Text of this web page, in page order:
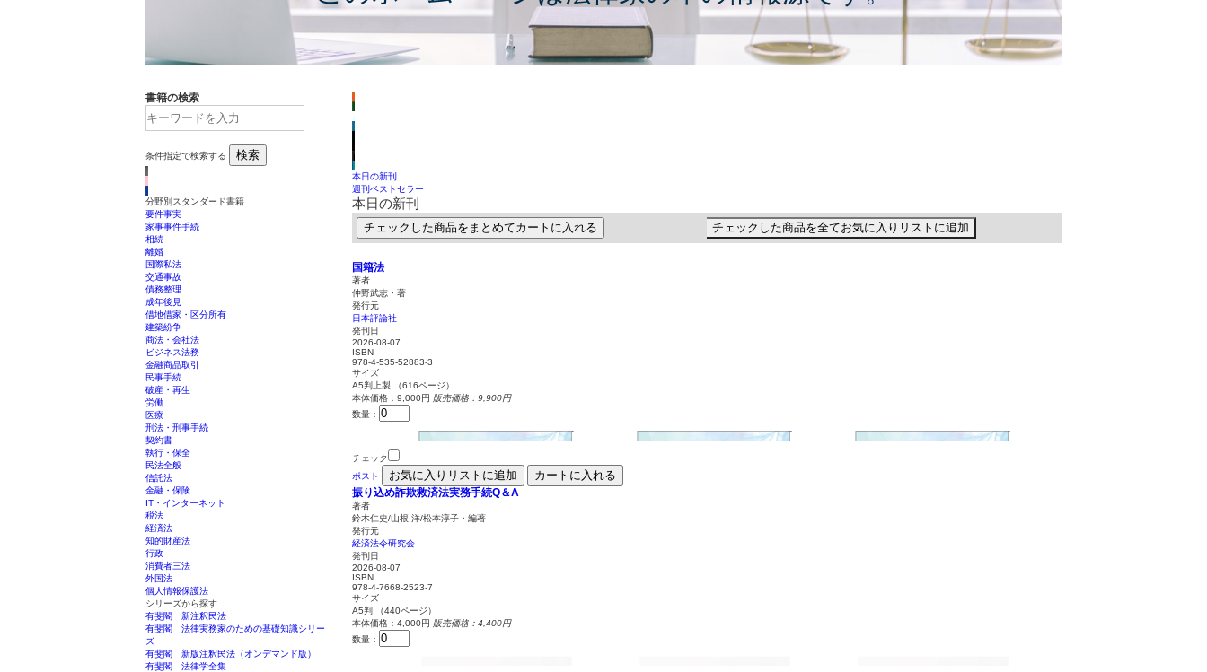
本日の新刊
週刊ベストセラー
本日の新刊
チェックした商品をまとめてカートに入れる チェックした商品を全てお気に入りリストに追加
国籍法
著者
仲野武志・著
発行元
日本評論社
発刊日
2026-08-07
ISBN
978-4-535-52883-3
サイズ
A5判上製 （616ページ）
本体価格：9,000円 販売価格：9,900円
数量：
チェック
ポスト
お気に入りリストに追加 カートに入れる
振り込め詐欺救済法実務手続Q＆A
著者
鈴木仁史/山根 洋/松本淳子・編著
発行元
経済法令研究会
発刊日
2026-08-07
ISBN
978-4-7668-2523-7
サイズ
A5判 （440ページ）
本体価格：4,000円 販売価格：4,400円
数量：
書籍の検索
条件指定で検索する 検索
分野別スタンダード書籍
要件事実
家事事件手続
相続
離婚
国際私法
交通事故
債務整理
成年後見
借地借家・区分所有
建築紛争
商法・会社法
ビジネス法務
金融商品取引
民事手続
破産・再生
労働
医療
刑法・刑事手続
契約書
執行・保全
民法全般
信託法
金融・保険
IT・インターネット
税法
経済法
知的財産法
行政
消費者三法
外国法
個人情報保護法
シリーズから探す
有斐閣 新注釈民法
有斐閣 法律実務家のための基礎知識シリー
ズ
有斐閣 新版注釈民法（オンデマンド版）
有斐閣 法律学全集